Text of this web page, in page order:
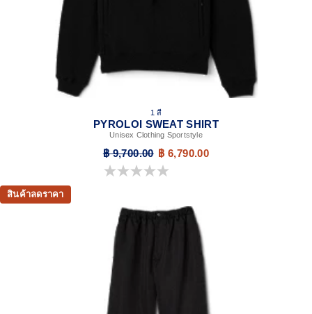
1 สี
PYROLOI SWEAT SHIRT
Unisex Clothing Sportstyle
฿ 9,700.00 ฿ 6,790.00
0.0 จาก 5 ดาว
สินค้าลดราคา